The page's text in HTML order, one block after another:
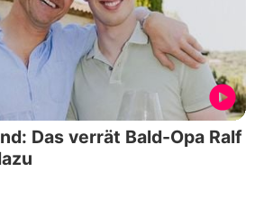
Das verrät Bald-Opa Ralf